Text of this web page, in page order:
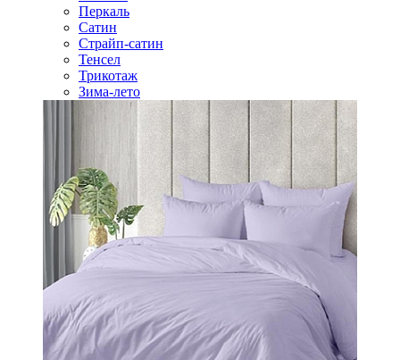
Перкаль
Сатин
Страйп-сатин
Тенсел
Трикотаж
Зима-лето